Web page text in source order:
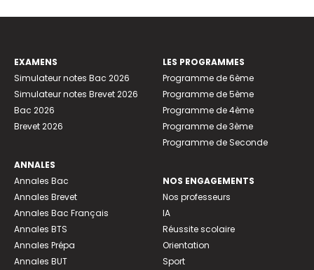
EXAMENS
Simulateur notes Bac 2026
Simulateur notes Brevet 2026
Bac 2026
Brevet 2026
ANNALES
Annales Bac
Annales Brevet
Annales Bac Français
Annales BTS
Annales Prépa
Annales BUT
LES PROGRAMMES
Programme de 6ème
Programme de 5ème
Programme de 4ème
Programme de 3ème
Programme de Seconde
NOS ENGAGEMENTS
Nos professeurs
IA
Réussite scolaire
Orientation
Sport